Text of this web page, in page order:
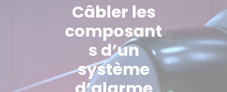
Câbler les
composant
s d’un
système